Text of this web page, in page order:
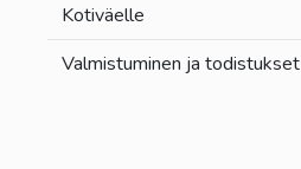
Kotiväelle
Valmistuminen ja todistukset